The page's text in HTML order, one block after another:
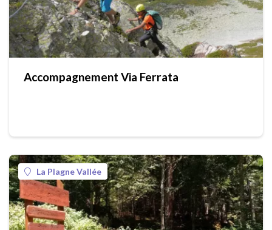
Accompagnement Via Ferrata
La Plagne Vallée